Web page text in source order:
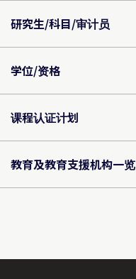
研究生/科目/审计员
学位/资格
课程认证计划
教育及教育支援机构一览